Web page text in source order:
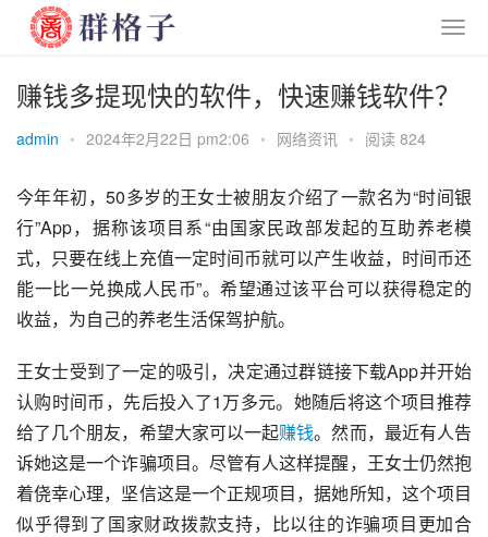
赚钱多提现快的软件，快速赚钱软件？
admin • 2024年2月22日 pm2:06 • 网络资讯 • 阅读 824
今年年初，50多岁的王女士被朋友介绍了一款名为“时间银
行”App，据称该项目系“由国家民政部发起的互助养老模
式，只要在线上充值一定时间币就可以产生收益，时间币还
能一比一兑换成人民币”。希望通过该平台可以获得稳定的
收益，为自己的养老生活保驾护航。
王女士受到了一定的吸引，决定通过群链接下载App并开始
认购时间币，先后投入了1万多元。她随后将这个项目推荐
给了几个朋友，希望大家可以一起赚钱。然而，最近有人告
诉她这是一个诈骗项目。尽管有人这样提醒，王女士仍然抱
着侥幸心理，坚信这是一个正规项目，据她所知，这个项目
似乎得到了国家财政拨款支持，比以往的诈骗项目更加合